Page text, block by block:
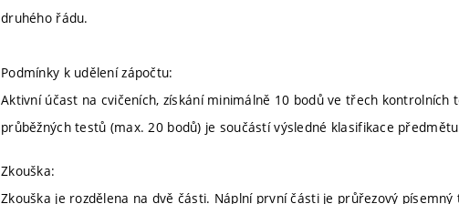
druhého řádu.
Podmínky k udělení zápočtu:
Aktivní účast na cvičeních, získání minimálně 10 bodů ve třech kontrolních
průběžných testů (max. 20 bodů) je součástí výsledné klasifikace
Zkouška:
Zkouška je rozdělena na dvě části. Náplní první části je průřezový